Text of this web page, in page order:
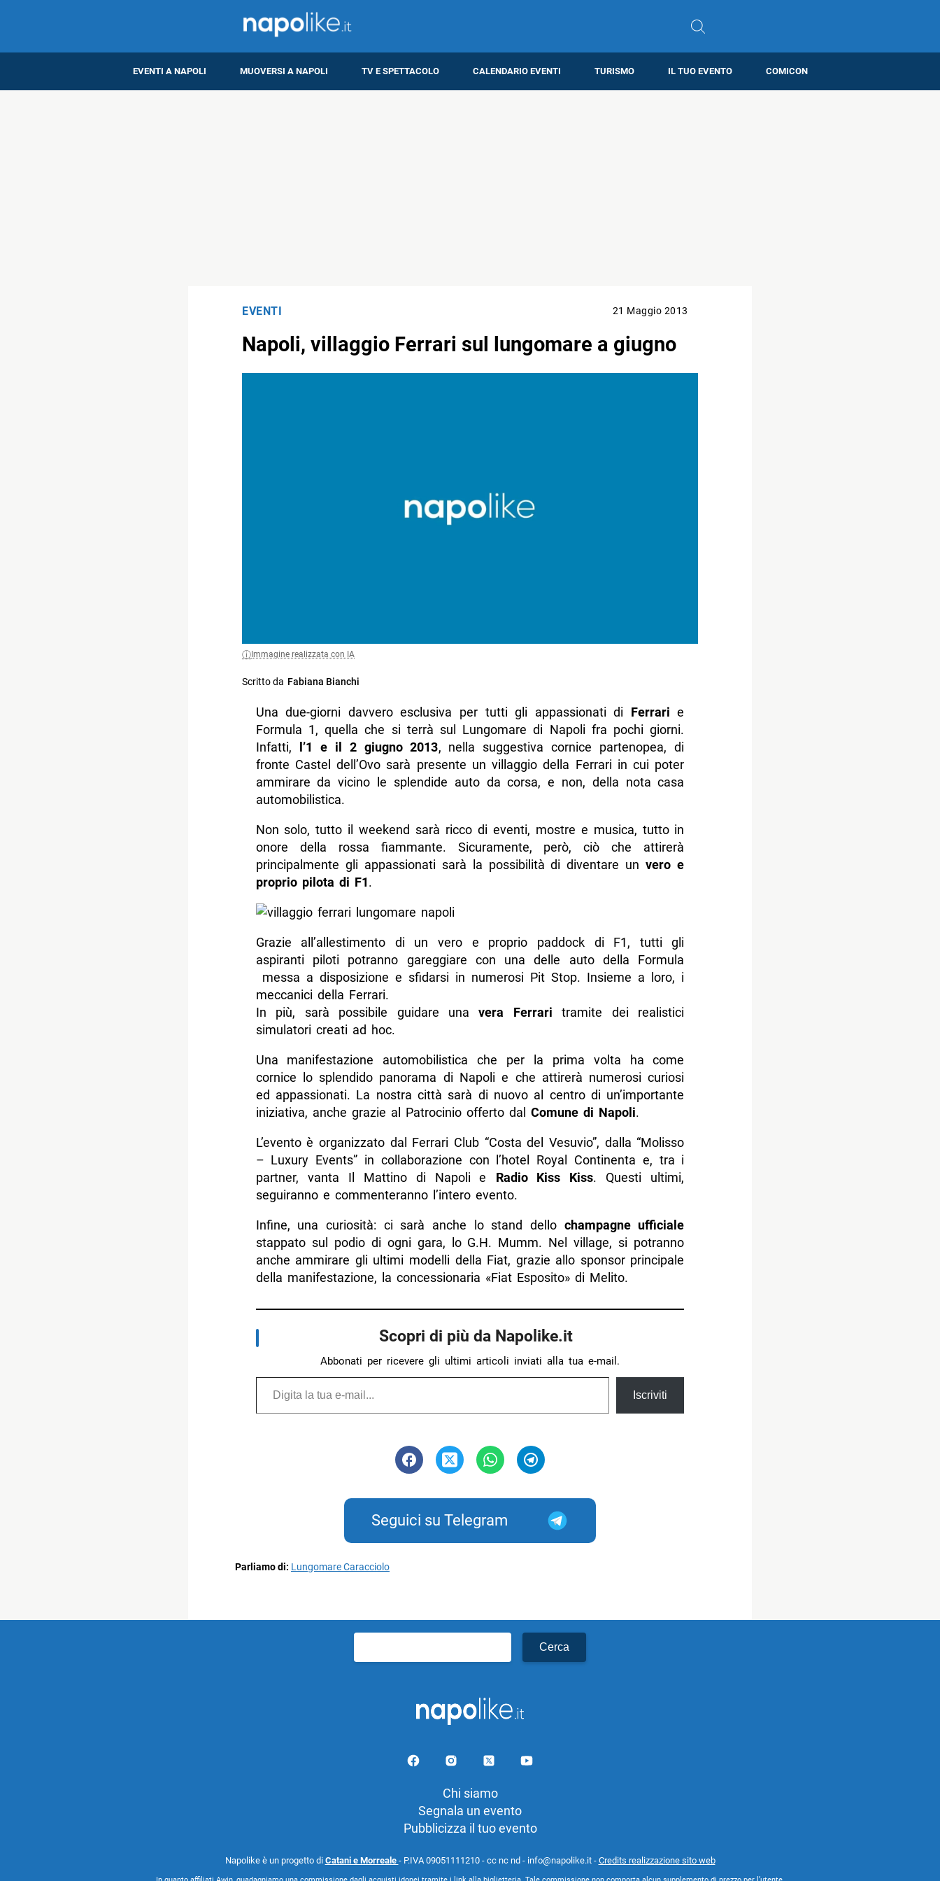
EVENTI A NAPOLI MUOVERSI A NAPOLI TV E SPETTACOLO CALENDARIO EVENTI TURISMO IL TUO EVENTO COMICON
EVENTI 21 Maggio 2013
Napoli, villaggio Ferrari sul lungomare a giugno
Immagine realizzata con IA
Scritto da Fabiana Bianchi
Una due-giorni davvero esclusiva per tutti gli appassionati di Ferrari e
Formula 1, quella che si terrà sul Lungomare di Napoli fra pochi giorni.
Infatti, l’1 e il 2 giugno 2013, nella suggestiva cornice partenopea, di
fronte Castel dell’Ovo sarà presente un villaggio della Ferrari in cui poter
ammirare da vicino le splendide auto da corsa, e non, della nota casa
automobilistica.
Non solo, tutto il weekend sarà ricco di eventi, mostre e musica, tutto in
onore della rossa fiammante. Sicuramente, però, ciò che attirerà
principalmente gli appassionati sarà la possibilità di diventare un vero e
proprio pilota di F1.
Grazie all’allestimento di un vero e proprio paddock di F1, tutti gli
aspiranti piloti potranno gareggiare con una delle auto della Formula
messa a disposizione e sfidarsi in numerosi Pit Stop. Insieme a loro, i
meccanici della Ferrari.
In più, sarà possibile guidare una vera Ferrari tramite dei realistici
simulatori creati ad hoc.
Una manifestazione automobilistica che per la prima volta ha come
cornice lo splendido panorama di Napoli e che attirerà numerosi curiosi
ed appassionati. La nostra città sarà di nuovo al centro di un’importante
iniziativa, anche grazie al Patrocinio offerto dal Comune di Napoli.
L’evento è organizzato dal Ferrari Club “Costa del Vesuvio”, dalla “Molisso
– Luxury Events” in collaborazione con l’hotel Royal Continenta e, tra i
partner, vanta Il Mattino di Napoli e Radio Kiss Kiss. Questi ultimi,
seguiranno e commenteranno l’intero evento.
Infine, una curiosità: ci sarà anche lo stand dello champagne ufficiale
stappato sul podio di ogni gara, lo G.H. Mumm. Nel village, si potranno
anche ammirare gli ultimi modelli della Fiat, grazie allo sponsor principale
della manifestazione, la concessionaria «Fiat Esposito» di Melito.
Scopri di più da Napolike.it
Abbonati per ricevere gli ultimi articoli inviati alla tua e-mail.
Digita la tua e-mail...
Iscriviti
Seguici su Telegram
Parliamo di: Lungomare Caracciolo
per:
Chi siamo
Segnala un evento
Pubblicizza il tuo evento
Napolike è un progetto di Catani e Morreale - P.IVA 09051111210 - cc nc nd - info@napolike.it - Credits realizzazione sito web